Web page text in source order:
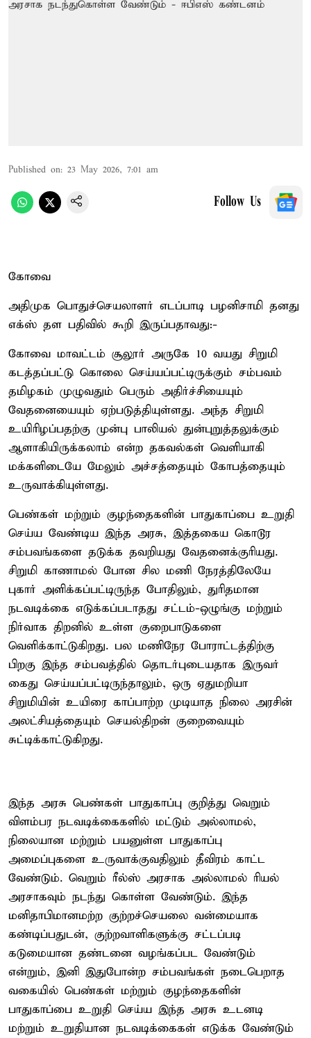
Published on: 23 May 2026, 7:01 am
Follow Us
கோவை
அதிமுக பொதுச்செயலாளர் எடப்பாடி பழனிசாமி தனது
எக்ஸ் தள பதிவில் கூறி இருப்பதாவது:-
கோவை மாவட்டம் சூலூர் அருகே 10 வயது சிறுமி
கடத்தப்பட்டு கொலை செய்யப்பட்டிருக்கும் சம்பவம்
தமிழகம் முழுவதும் பெரும் அதிர்ச்சியையும்
வேதனையையும் ஏற்படுத்தியுள்ளது. அந்த சிறுமி
உயிரிழப்பதற்கு முன்பு பாலியல் துன்புறுத்தலுக்கும்
ஆளாகியிருக்கலாம் என்ற தகவல்கள் வெளியாகி
மக்களிடையே மேலும் அச்சத்தையும் கோபத்தையும்
உருவாக்கியுள்ளது.
பெண்கள் மற்றும் குழந்தைகளின் பாதுகாப்பை உறுதி
செய்ய வேண்டிய இந்த அரசு, இத்தகைய கொடூர
சம்பவங்களை தடுக்க தவறியது வேதனைக்குரியது.
சிறுமி காணாமல் போன சில மணி நேரத்திலேயே
புகார் அளிக்கப்பட்டிருந்த போதிலும், துரிதமான
நடவடிக்கை எடுக்கப்படாதது சட்டம்-ஒழுங்கு மற்றும்
நிர்வாக திறனில் உள்ள குறைபாடுகளை
வெளிக்காட்டுகிறது. பல மணிநேர போராட்டத்திற்கு
பிறகு இந்த சம்பவத்தில் தொடர்புடையதாக இருவர்
கைது செய்யப்பட்டிருந்தாலும், ஒரு ஏதுமறியா
சிறுமியின் உயிரை காப்பாற்ற முடியாத நிலை அரசின்
அலட்சியத்தையும் செயல்திறன் குறைவையும்
சுட்டிக்காட்டுகிறது.
இந்த அரசு பெண்கள் பாதுகாப்பு குறித்து வெறும்
விளம்பர நடவடிக்கைகளில் மட்டும் அல்லாமல்,
நிலையான மற்றும் பயனுள்ள பாதுகாப்பு
அமைப்புகளை உருவாக்குவதிலும் தீவிரம் காட்ட
வேண்டும். வெறும் ரீல்ஸ் அரசாக அல்லாமல் ரியல்
அரசாகவும் நடந்து கொள்ள வேண்டும். இந்த
மனிதாபிமானமற்ற குற்றச்செயலை வன்மையாக
கண்டிப்பதுடன், குற்றவாளிகளுக்கு சட்டப்படி
கடுமையான தண்டனை வழங்கப்பட வேண்டும்
என்றும், இனி இதுபோன்ற சம்பவங்கள் நடைபெறாத
வகையில் பெண்கள் மற்றும் குழந்தைகளின்
பாதுகாப்பை உறுதி செய்ய இந்த அரசு உடனடி
மற்றும் உறுதியான நடவடிக்கைகள் எடுக்க வேண்டும்